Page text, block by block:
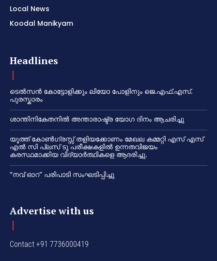
Local News
Koodal Manikyam
Headlines
ടെൽസൻ കോട്ടോളിക്കും ലിയോ പോളിനും ജെ.എഫ്.എസ്.
പുരസ്കാരം
ശാന്തിനികേതനിൽ അന്താരാഷ്ട്ര യോഗ ദിനം ആചരിച്ചു
യൂത്ത് കോൺഗ്രസ്സ് തളിയക്കോണം മേഖല കമ്മറ്റി എസ് എസ്
എൽ സി പ്ലസ് ടു പരീക്ഷകളിൽ ഉന്നതവിജയം
കരസ്ഥമാക്കിയ വിദ്യാർത്ഥികളെ ആദരിച്ചു.
“നവ് ഓറ” പരിപാടി സംഘടിപ്പിച്ചു
Advertise with us
Contact +91 7736000419